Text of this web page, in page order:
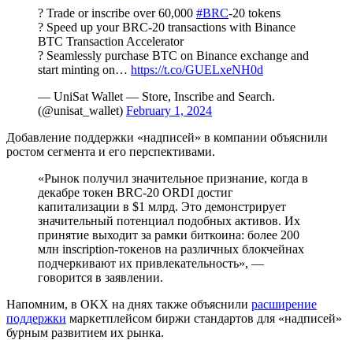
? Trade or inscribe over 60,000 #BRC-20 tokens
? Speed up your BRC-20 transactions with Binance
BTC Transaction Accelerator
? Seamlessly purchase BTC on Binance exchange and
start minting on… https://t.co/GUELxeNH0d
— UniSat Wallet — Store, Inscribe and Search.
(@unisat_wallet) February 1, 2024
Добавление поддержки «надписей» в компании объяснили
ростом сегмента и его перспективами.
«Рынок получил значительное признание, когда в
декабре токен BRC-20 ORDI достиг
капитализации в $1 млрд. Это демонстрирует
значительный потенциал подобных активов. Их
принятие выходит за рамки биткоина: более 200
млн inscription-токенов на различных блокчейнах
подчеркивают их привлекательность», —
говорится в заявлении.
Напомним, в OKX на днях также объяснили расширение
поддержки маркетплейсом биржи стандартов для «надписей»
бурным развитием их рынка.